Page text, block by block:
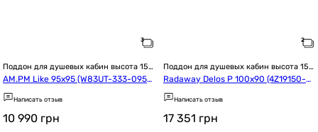
Поддон для душевых кабин высота 15
см / 150 мм
AM.PM Like 95x95 (W83UT-333-095
W)
Написать отзыв
10 990 грн
Поддон для душевых кабин высота 15
см / 150 мм
Radaway Delos P 100x90 (4Z19150-0
3N)
Написать отзыв
17 351 грн